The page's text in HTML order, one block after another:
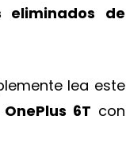
eliminados de
lea este
6T con